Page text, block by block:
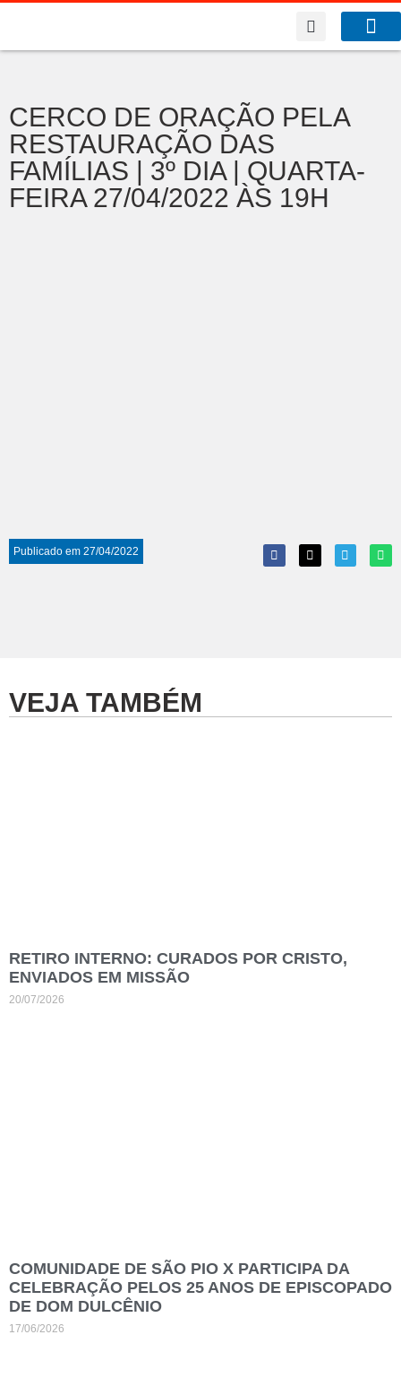
CERCO DE ORAÇÃO PELA
RESTAURAÇÃO DAS
FAMÍLIAS | 3º DIA | QUARTA-
FEIRA 27/04/2022 ÀS 19H
Publicado em 27/04/2022
VEJA TAMBÉM
RETIRO INTERNO: CURADOS POR CRISTO,
ENVIADOS EM MISSÃO
20/07/2026
COMUNIDADE DE SÃO PIO X PARTICIPA DA
CELEBRAÇÃO PELOS 25 ANOS DE EPISCOPADO
DE DOM DULCÊNIO
17/06/2026